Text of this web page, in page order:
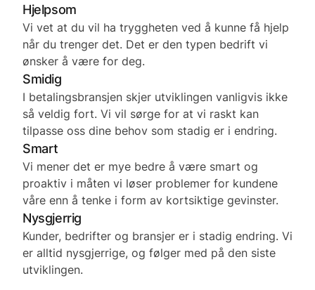
Hjelpsom
Vi vet at du vil ha tryggheten ved å kunne få hjelp
når du trenger det. Det er den typen bedrift vi
ønsker å være for deg.
Smidig
I betalingsbransjen skjer utviklingen vanligvis ikke
så veldig fort. Vi vil sørge for at vi raskt kan
tilpasse oss dine behov som stadig er i endring.
Smart
Vi mener det er mye bedre å være smart og
proaktiv i måten vi løser problemer for kundene
våre enn å tenke i form av kortsiktige gevinster.
Nysgjerrig
Kunder, bedrifter og bransjer er i stadig endring. Vi
er alltid nysgjerrige, og følger med på den siste
utviklingen.